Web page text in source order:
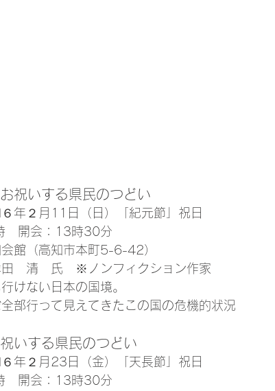
祝いする県民のつどい
２月11日（日）「紀元節」祝日
開会：13時30分
（高知市本町5-6-42）
清　氏　※ノンフィクション作家
ない日本の国境。
見えてきたこの国の危機的状況
いする県民のつどい
２月23日（金）「天長節」祝日
開会：13時30分